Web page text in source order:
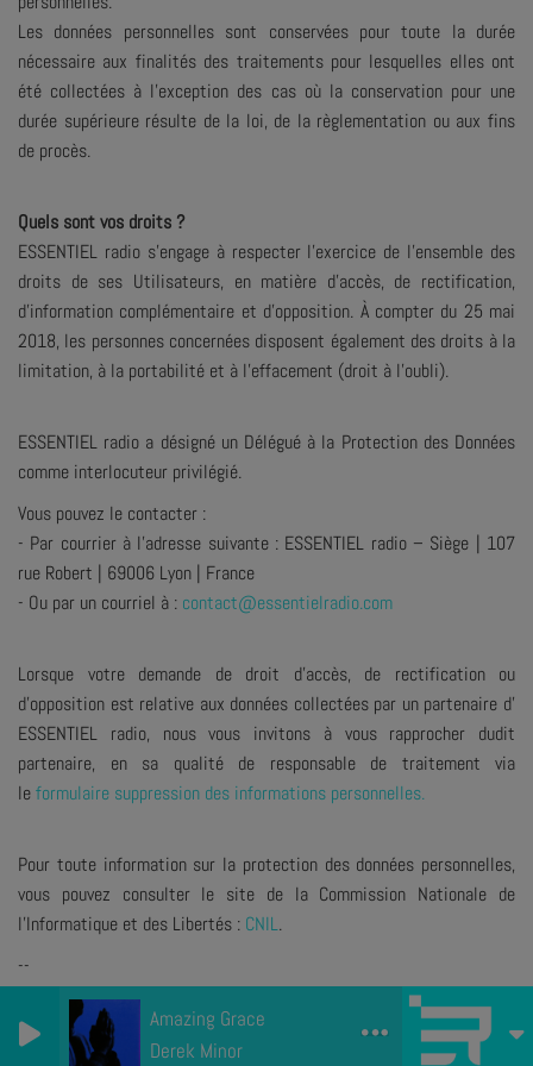
Amazing Grace
Derek Minor
Les données personnelles sont conservées pour toute la durée
nécessaire aux finalités des traitements pour lesquelles elles ont
été collectées à l’exception des cas où la conservation pour une
durée supérieure résulte de la loi, de la règlementation ou aux fins
de procès.
Quels sont vos droits ?
ESSENTIEL radio s’engage à respecter l’exercice de l’ensemble des
droits de ses Utilisateurs, en matière d’accès, de rectification,
d’information complémentaire et d’opposition. À compter du 25 mai
2018, les personnes concernées disposent également des droits à la
limitation, à la portabilité et à l’effacement (droit à l’oubli).
ESSENTIEL radio a désigné un Délégué à la Protection des Données
comme interlocuteur privilégié.
Vous pouvez le contacter :
- Par courrier à l’adresse suivante : ESSENTIEL radio – Siège | 107
rue Robert | 69006 Lyon | France
- Ou par un courriel à : contact@essentielradio.com
Lorsque votre demande de droit d’accès, de rectification ou
d’opposition est relative aux données collectées par un partenaire d'
ESSENTIEL radio, nous vous invitons à vous rapprocher dudit
partenaire, en sa qualité de responsable de traitement via
leformulaire suppression des informations personnelles.
Pour toute information sur la protection des données personnelles,
vous pouvez consulter le site de la Commission Nationale de
l'Informatique et des Libertés : CNIL.
--
Date dernière mise à jour : 2 janvier 2026